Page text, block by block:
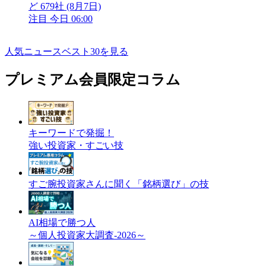
ど 679社 (8月7日)
注目 今日 06:00
人気ニュースベスト30を見る
プレミアム会員限定コラム
キーワードで発掘！
強い投資家・すごい技
すご腕投資家さんに聞く「銘柄選び」の技
AI相場で勝つ人
～個人投資家大調査-2026～